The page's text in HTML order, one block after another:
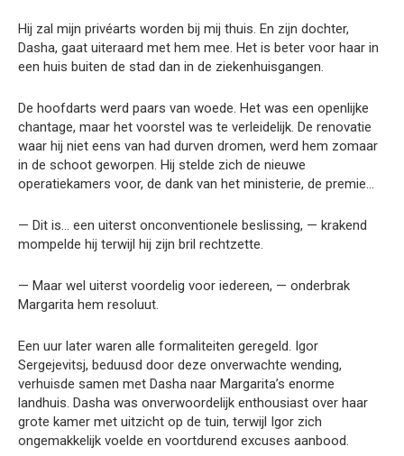
Hij zal mijn privéarts worden bij mij thuis. En zijn dochter,
Dasha, gaat uiteraard met hem mee. Het is beter voor haar in
een huis buiten de stad dan in de ziekenhuisgangen.
De hoofdarts werd paars van woede. Het was een openlijke
chantage, maar het voorstel was te verleidelijk. De renovatie
waar hij niet eens van had durven dromen, werd hem zomaar
in de schoot geworpen. Hij stelde zich de nieuwe
operatiekamers voor, de dank van het ministerie, de premie…
— Dit is… een uiterst onconventionele beslissing, — krakend
mompelde hij terwijl hij zijn bril rechtzette.
— Maar wel uiterst voordelig voor iedereen, — onderbrak
Margarita hem resoluut.
Een uur later waren alle formaliteiten geregeld. Igor
Sergejevitsj, beduusd door deze onverwachte wending,
verhuisde samen met Dasha naar Margarita’s enorme
landhuis. Dasha was onverwoordelijk enthousiast over haar
grote kamer met uitzicht op de tuin, terwijl Igor zich
ongemakkelijk voelde en voortdurend excuses aanbood.